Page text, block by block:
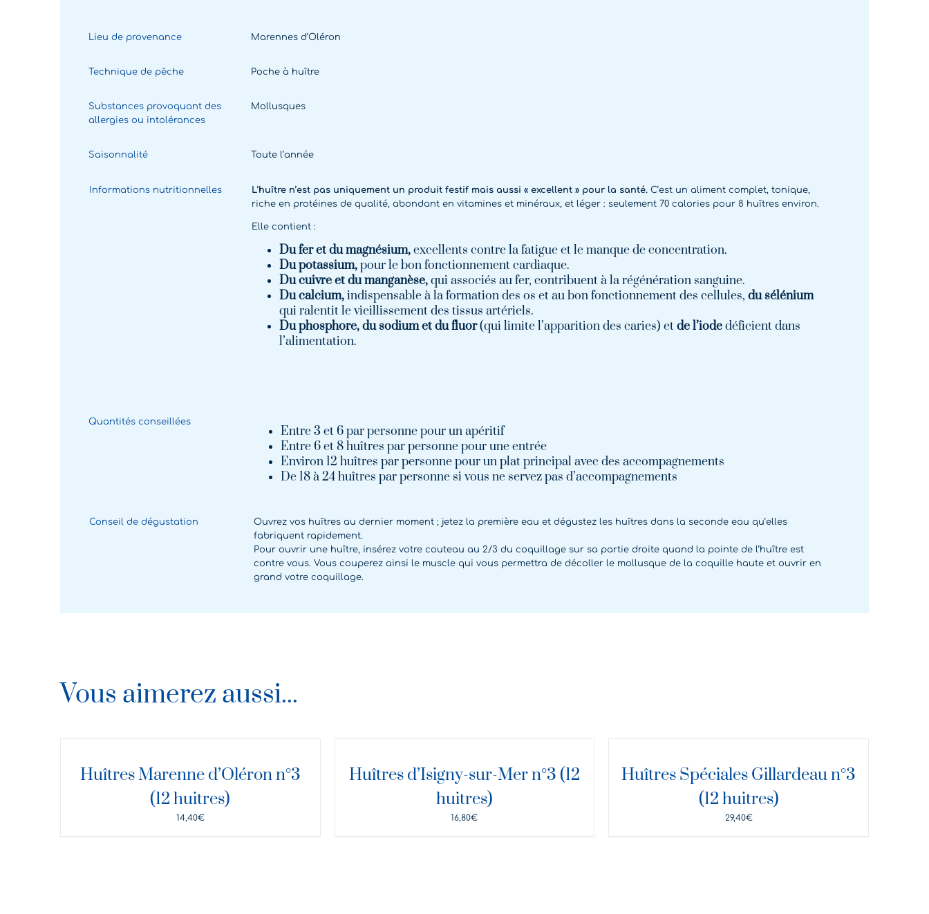
Lieu de provenance Marennes d’Oléron
Technique de pêche Poche à huître
Substances provoquant des
allergies ou intolérances
Mollusques
Saisonnalité Toute l’année
Informations nutritionnelles L’huître n’est pas uniquement un produit festif mais aussi « excellent » pour la santé. C’est un aliment complet, tonique,
riche en protéines de qualité, abondant en vitamines et minéraux, et léger : seulement 70 calories pour 8 huîtres environ.
Elle contient :
Du fer et du magnésium,excellents contre la fatigue et le manque de concentration.
Du potassium,pour le bon fonctionnement cardiaque.
Du cuivre et du manganèse,qui associés au fer, contribuent à la régénération sanguine.
Du calcium,indispensable à la formation des os et au bon fonctionnement des cellules, dusélénium
qui ralentit le vieillissement des tissus artériels.
Du phosphore, du sodium et du fluor(qui limite l’apparition des caries) etde l’iodedéficient dans
l’alimentation.
Quantités conseillées
Entre 3 et 6 par personne pour un apéritif
Entre 6 et 8 huîtres par personne pour une entrée
Environ 12 huîtres par personne pour un plat principal avec des accompagnements
De 18 à 24 huîtres par personne si vous ne servez pas d’accompagnements
Conseil de dégustation
Ouvrez vos huîtres au dernier moment ; jetez la première eau et dégustez les huîtres dans la seconde eau qu’elles
fabriquent rapidement.
Pour ouvrir une huître, insérez votre couteau au 2/3 du coquillage sur sa partie droite quand la pointe de l’huître est
contre vous. Vous couperez ainsi le muscle qui vous permettra de décoller le mollusque de la coquille haute et ouvrir en
grand votre coquillage.
Vous aimerez aussi...
Huîtres Marenne d’Oléron n°3
(12 huitres)
14,40€
Huîtres d’Isigny-sur-Mer n°3 (12
huitres)
16,80€
Huîtres Spéciales Gillardeau n°3
(12 huitres)
29,40€